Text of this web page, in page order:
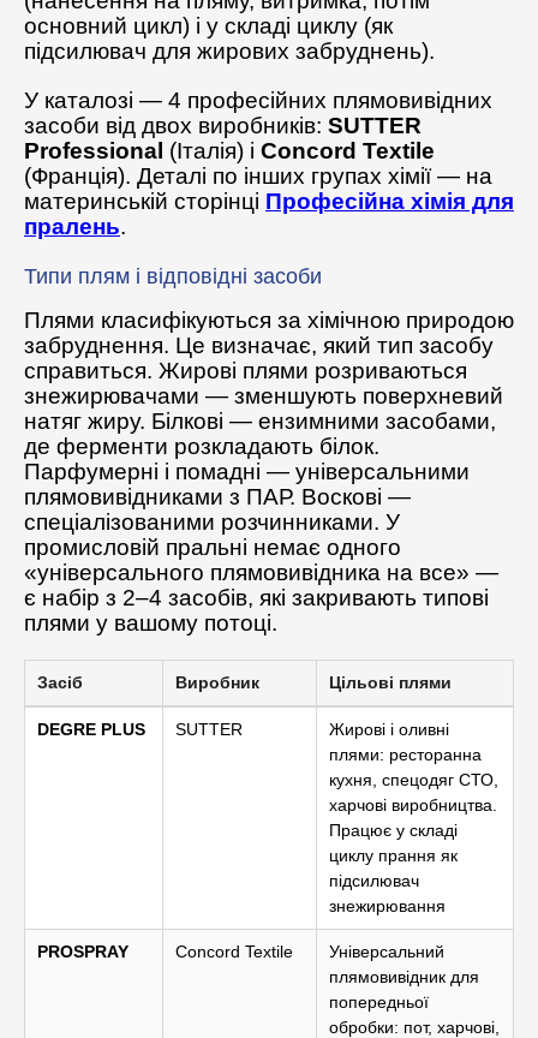
основний цикл) і у складі циклу (як
підсилювач для жирових забруднень).
У каталозі — 4 професійних плямовивідних
засоби від двох виробників: SUTTER
Professional (Італія) і Concord Textile
(Франція). Деталі по інших групах хімії — на
материнській сторінці Професійна хімія для
пралень.
Типи плям і відповідні засоби
Плями класифікуються за хімічною природою
забруднення. Це визначає, який тип засобу
справиться. Жирові плями розриваються
знежирювачами — зменшують поверхневий
натяг жиру. Білкові — ензимними засобами,
де ферменти розкладають білок.
Парфумерні і помадні — універсальними
плямовивідниками з ПАР. Воскові —
спеціалізованими розчинниками. У
промисловій пральні немає одного
«універсального плямовивідника на все» —
є набір з 2–4 засобів, які закривають типові
плями у вашому потоці.
Засіб Виробник Цільові плями
DEGRE PLUS SUTTER
Жирові і оливні
плями: ресторанна
кухня, спецодяг СТО,
харчові виробництва.
Працює у складі
циклу прання як
підсилювач
знежирювання
PROSPRAY Concord Textile
Універсальний
плямовивідник для
попередньої
обробки: пот, харчові,